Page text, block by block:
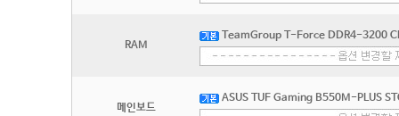
RAM
TeamGroup T-Force DDR4-3200
메인보드
ASUS TUF Gaming B550M-PLUS